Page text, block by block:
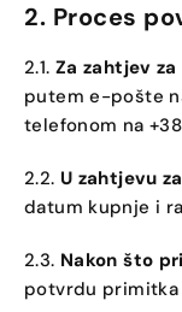
2. Proces
2.1. Za zahtjev
putem e-pošte
telefonom na
2.2. U zahtjevu
datum kupnje i
2.3. Nakon što
potvrdu primitka